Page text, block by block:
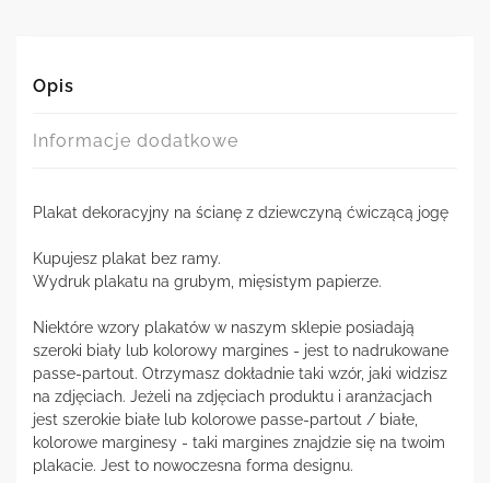
Opis
Informacje dodatkowe
Plakat dekoracyjny na ścianę z dziewczyną ćwiczącą jogę
Kupujesz plakat bez ramy.
Wydruk plakatu na grubym, mięsistym papierze.
Niektóre wzory plakatów w naszym sklepie posiadają
szeroki biały lub kolorowy margines - jest to nadrukowane
passe-partout. Otrzymasz dokładnie taki wzór, jaki widzisz
na zdjęciach. Jeżeli na zdjęciach produktu i aranżacjach
jest szerokie białe lub kolorowe passe-partout / białe,
kolorowe marginesy - taki margines znajdzie się na twoim
plakacie. Jest to nowoczesna forma designu.